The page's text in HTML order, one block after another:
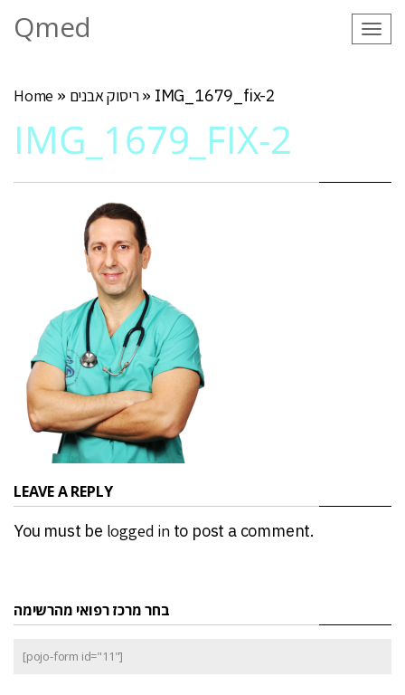
Qmed
Home » ריסוק אבנים» IMG_1679_fix-2
IMG_1679_FIX-2
LEAVE A REPLY
You must be logged in to post a comment.
בחר מרכז רפואי מהרשימה
[pojo-form id="11"]